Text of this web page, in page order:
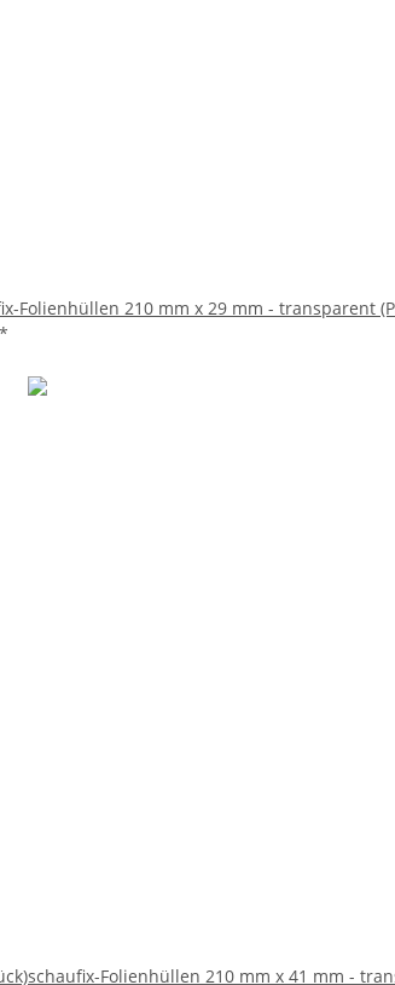
Folienhüllen 210 mm x 29 mm - transparent
*
schaufix-Folienhüllen 210 mm x 41 mm -